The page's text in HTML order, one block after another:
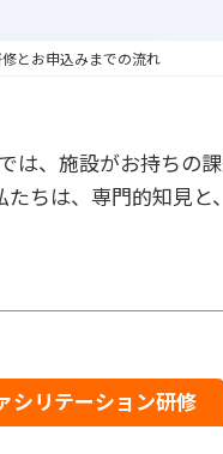
とお申込みまでの流れ
は、施設がお持ちの
たちは、専門的知見
シリテーション研修